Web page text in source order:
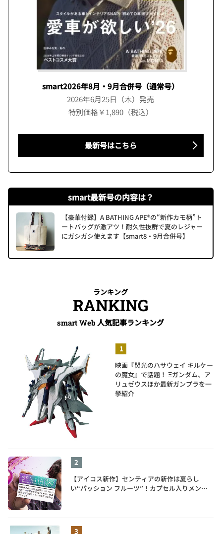
smart2026年8月・9月合併号（通常号）
2026年6月25日（木）発売
特別価格￥1,890（税込）
最新号はこちら
smart最新号の内容は？
【豪華付録】A BATHING APE®の“新作カモ柄”ト
ートバッグが激アツ！耐久性抜群で夏のレジャー
にガシガシ使えます【smart8・9月合併号】
ランキング
RANKING
smart Web 人気記事ランキング
映画『閃光のハサウェイ キルケー
の魔女』で話題！ Ξガンダム、ア
リュゼウスほか最新ガンプラを一
挙紹介
【アイコス新作】センティアの新作は夏らし
い“パッション フルーツ”！カプセル入りメンソ